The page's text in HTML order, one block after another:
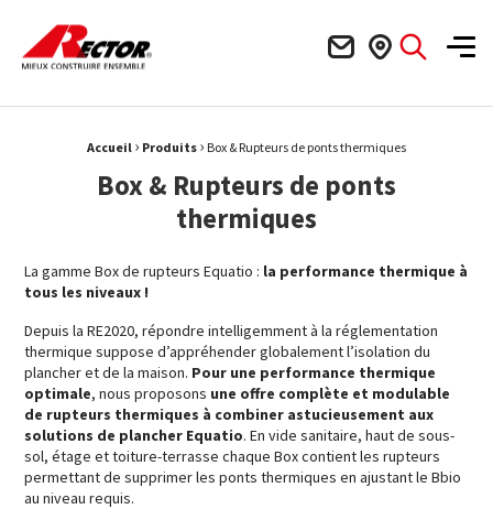
Rector Mieux construire ensemble
Fil d'Ariane :Accueil › Produits › Box & Rupteurs de ponts thermiques
Box & Rupteurs de ponts
thermiques
La gamme Box de rupteurs Equatio : la performance thermique à
tous les niveaux !
Depuis la RE2020, répondre intelligemment à la réglementation
thermique suppose d’appréhender globalement l’isolation du
plancher et de la maison. Pour une performance thermique
optimale, nous proposons une offre complète et modulable
de rupteurs thermiques à combiner astucieusement aux
solutions de plancher Equatio. En vide sanitaire, haut de sous-
sol, étage et toiture-terrasse chaque Box contient les rupteurs
permettant de supprimer les ponts thermiques en ajustant le Bbio
au niveau requis.